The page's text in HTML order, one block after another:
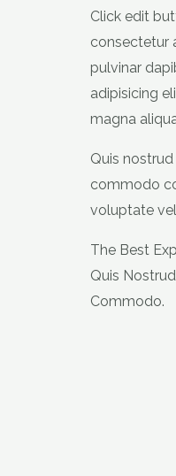
Click edit
consectetur
pulvinar
adipisicing
magna
Quis
commodo
voluptate
The Best
Quis
Commodo.